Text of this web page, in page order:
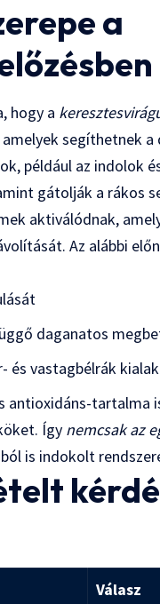
a
hogy a
segíthetnek
például az
gátolják a rákos
aktiválódnak,
Az alábbi
daganatos
és vastagbélrák
tartalma
Így nemcsak az
is indokolt
Válasz